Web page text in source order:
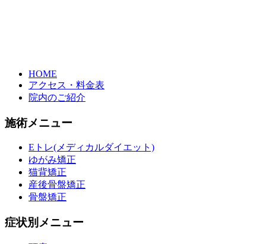
HOME
アクセス・料金表
院内のご紹介
施術メニュー
Eトレ(メディカルダイエット)
ゆがみ矯正
猫背矯正
産後骨盤矯正
骨盤矯正
症状別メニュー